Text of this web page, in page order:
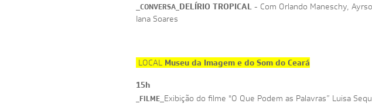
CONVERSA_ DELÍRIO TROPICAL - Com Orlando Maneschy,
Iana Soares
LOCAL Museu da Imagem e do Som do Ceará
15h
_FILME Exibição do filme "O Que Podem as Palavras” Luisa